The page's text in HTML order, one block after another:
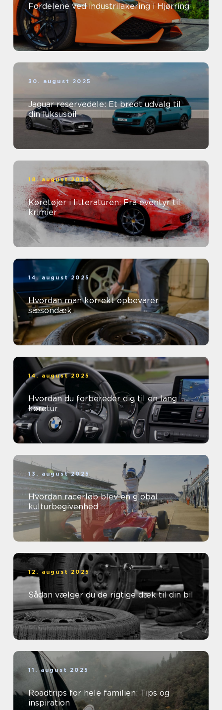
Fordelene ved industrilakering i Hjørring
30. august 2025
Jaguar reservedele: Et bredt udvalg til
din luksusbil
18. august 2025
Køretøjer i litteraturen: Fra eventyr til
krimier
14. august 2025
Hvordan man korrekt opbevarer
sæsondæk
14. august 2025
Hvordan du forbereder dig til en lang
køretur
13. august 2025
Hvordan racerløb blev en global
kulturbegivenhed
12. august 2025
Sådan vælger du de rigtige dæk til din bil
11. august 2025
Roadtrips for hele familien: Tips og
inspiration